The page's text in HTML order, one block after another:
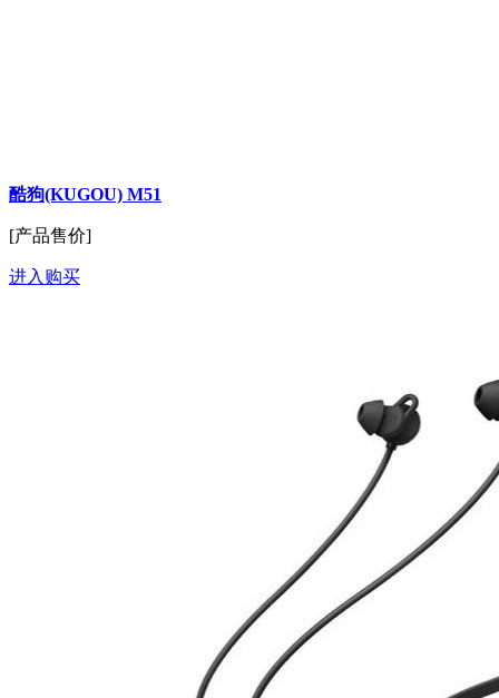
酷狗(KUGOU) M51
[产品售价]
进入购买